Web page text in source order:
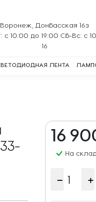
Воронеж, Донбасская 16з
с 10:00 до 19:00 Сб-Вс: с
16
ЛЕНТА
16
На